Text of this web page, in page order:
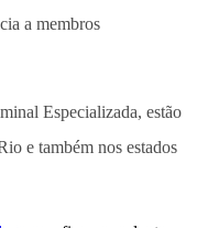
a membros
Especializada, estão
e também nos estados